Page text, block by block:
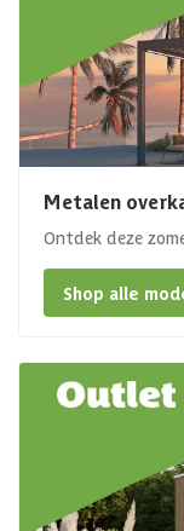
Metalen
Ontdek deze
Shop alle